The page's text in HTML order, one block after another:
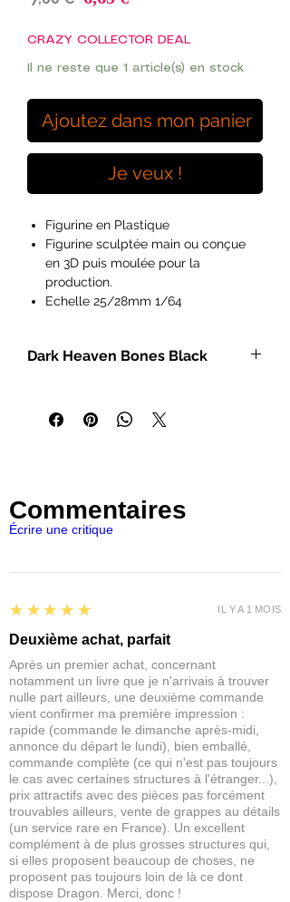
CRAZY COLLECTOR DEAL
Il ne reste que 1 article(s) en stock
Ajoutez dans mon panier
Je veux !
Figurine en Plastique
Figurine sculptée main ou conçue
en 3D puis moulée pour la
production.
Echelle 25/28mm 1/64
Figurines vendues non peintes et
Les figurines Reaper Miniatures sont
Hackmaster, Frostgrave, Savage
Worlds, Ranger Of The Shadow
pas à un enfant de moins de 14 ans.
Dark Heaven Bones Black
l'échelle de 25 mm
- Bases intégrales
de l'emballage
Commentaires
Écrire une critique
5
★★★★★
Deuxième achat, parfait
Après un premier achat, concernant
notamment un livre que je n'arrivais à trouver
nulle part ailleurs, une deuxième commande
vient confirmer ma première impression :
rapide (commande le dimanche après-midi,
annonce du départ le lundi), bien emballé,
commande complète (ce qui n'est pas toujours
le cas avec certaines structures à l'étranger...),
prix attractifs avec des pièces pas forcément
trouvables ailleurs, vente de grappes au détails
(un service rare en France). Un excellent
complément à de plus grosses structures qui,
si elles proposent beaucoup de choses, ne
proposent pas toujours loin de là ce dont
dispose Dragon. Merci, donc !
IL Y A 1 MOIS